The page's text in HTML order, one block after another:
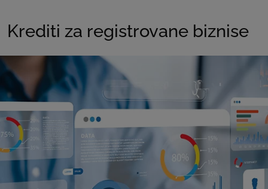
Krediti za registrovane biznise